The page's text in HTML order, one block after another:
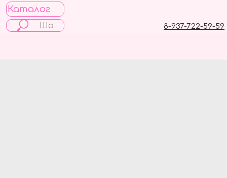
Каталог
8-937-722-59-59